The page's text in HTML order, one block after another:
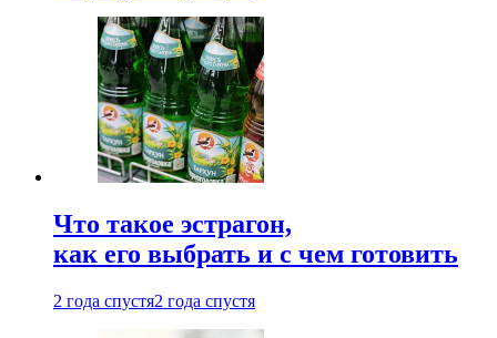
Что такое эстрагон,
как его выбрать и с чем готовить
2 года спустя2 года спустя